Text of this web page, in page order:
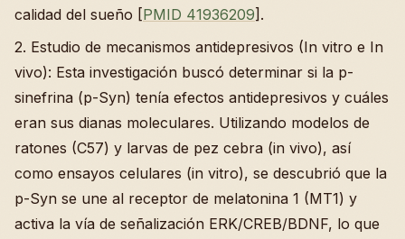
calidad del sueño [PMID 41936209].
2. Estudio de mecanismos antidepresivos (In vitro e In
vivo): Esta investigación buscó determinar si la p-
sinefrina (p-Syn) tenía efectos antidepresivos y cuáles
eran sus dianas moleculares. Utilizando modelos de
ratones (C57) y larvas de pez cebra (in vivo), así
como ensayos celulares (in vitro), se descubrió que la
p-Syn se une al receptor de melatonina 1 (MT1) y
activa la vía de señalización ERK/CREB/BDNF, lo que